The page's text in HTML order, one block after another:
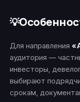
💡
Для направления
аудитория —
инвесторы,
выбирают
срокам,